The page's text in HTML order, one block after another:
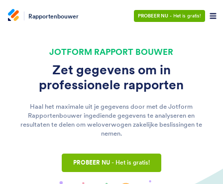
Rapportenbouwer PROBEER NU - Het is gratis!
JOTFORM RAPPORT BOUWER
Zet gegevens om in
professionele rapporten
Haal het maximale uit je gegevens door met de Jotform
Rapportenbouwer ingediende gegevens te analyseren en
resultaten te delen om weloverwogen zakelijke beslissingen te
nemen.
PROBEER NU- Het is gratis!